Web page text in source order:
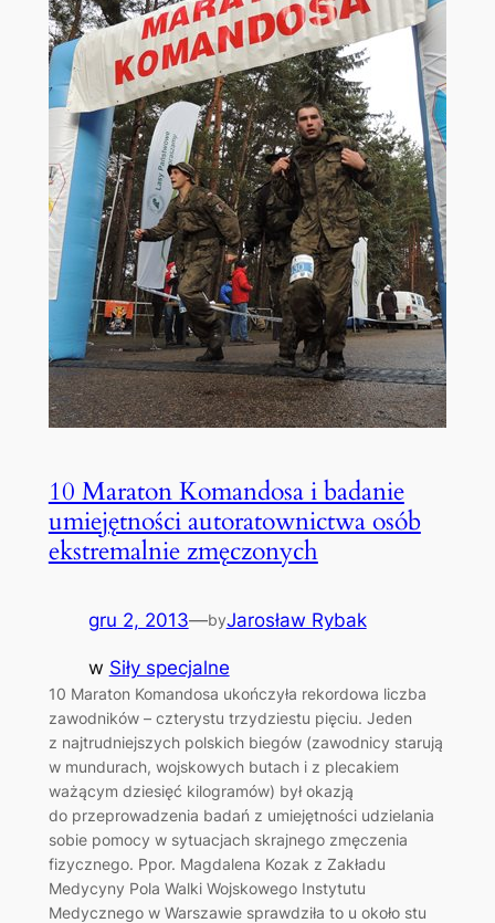
10 Maraton Komandosa i badanie
umiejętności autoratownictwa osób
ekstremalnie zmęczonych
gru 2, 2013—byJarosław Rybak
w Siły specjalne
10 Maraton Komandosa ukończyła rekordowa liczba
zawodników – czterystu trzydziestu pięciu. Jeden
z najtrudniejszych polskich biegów (zawodnicy starują
w mundurach, wojskowych butach i z plecakiem
ważącym dziesięć kilogramów) był okazją
do przeprowadzenia badań z umiejętności udzielania
sobie pomocy w sytuacjach skrajnego zmęczenia
fizycznego. Ppor. Magdalena Kozak z Zakładu
Medycyny Pola Walki Wojskowego Instytutu
Medycznego w Warszawie sprawdziła to u około stu